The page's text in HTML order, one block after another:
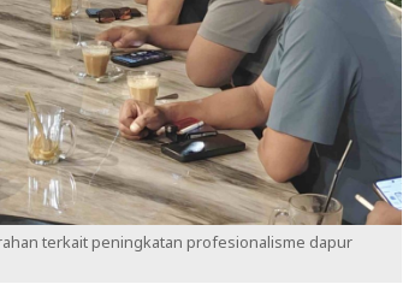
terkait peningkatan profesionalisme dapur